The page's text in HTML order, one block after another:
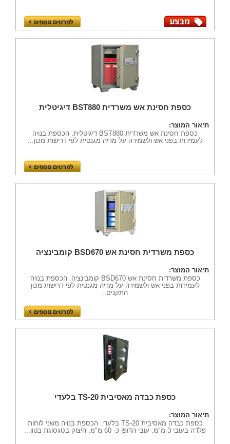
כספת חסינת אש משרדית BST880 דיגיטלית
תיאור המוצר:
כספת חסינת אש משרדית BST880 דיגיטלית. הכספת בנויה
לעמידות בפני אש ולשמירה על מדיה מגנטית לפי דרישות מכון...
כספת משרדית חסינת אש BSD670 קומבינציה
תיאור המוצר:
כספת משרדית חסינת אש BSD670 קומבינציה. הכספת בנויה
לעמידות בפני אש ולשמירה על מדיה מגנטית לפי דרישות מכון
התקנים..
כספת כבדה מאסיבית TS-20 בלעדי
תיאור המוצר:
כספת כבדה מאסיבית TS-20 בלעדי. הכספת בנויה משני לוחות
פלדה בעובי 3 מ"מ. עובי הדופן כ- 60 מ"מ, היצוק בסגסוגת בטון...